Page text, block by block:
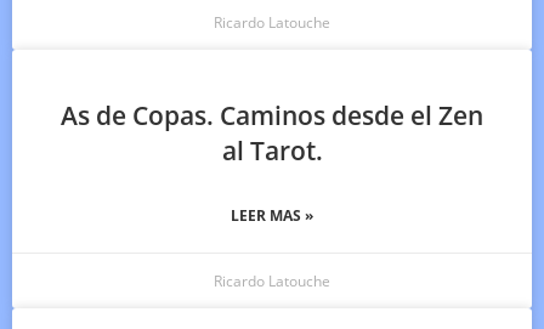
Ricardo Latouche
As de Copas. Caminos desde el Zen
al Tarot.
LEER MAS »
Ricardo Latouche